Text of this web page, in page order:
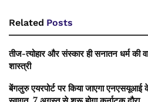
Related Posts
तीज-त्योहार और संस्कार ही सनातन धर्म की
शास्त्री
बेंगलुरु एयरपोर्ट पर किया जाएगा एनएसयूआई